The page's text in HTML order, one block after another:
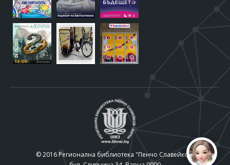
© 2016 Регионална библиотека "Пенчо Славейков"